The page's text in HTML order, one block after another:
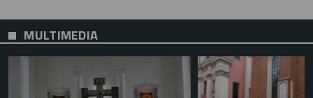
MULTIMEDIA